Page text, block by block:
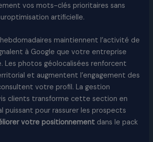
vos mots-clés prioritaires sans
artificielle.
maintiennent l’activité de
à Google que votre entreprise
Les photos géolocalisées renforcent
et augmentent l’engagement des
votre profil. La gestion
clients transforme cette section en
puissant pour rassurer les prospects
votre positionnement dans le pack